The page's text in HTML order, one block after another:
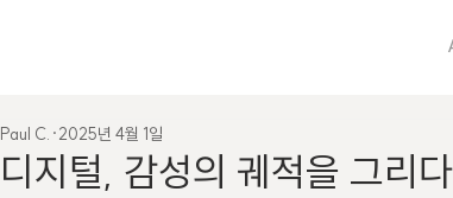
디지털, 감성의 궤적을 그리
Paul C. 2025년 4월 1일